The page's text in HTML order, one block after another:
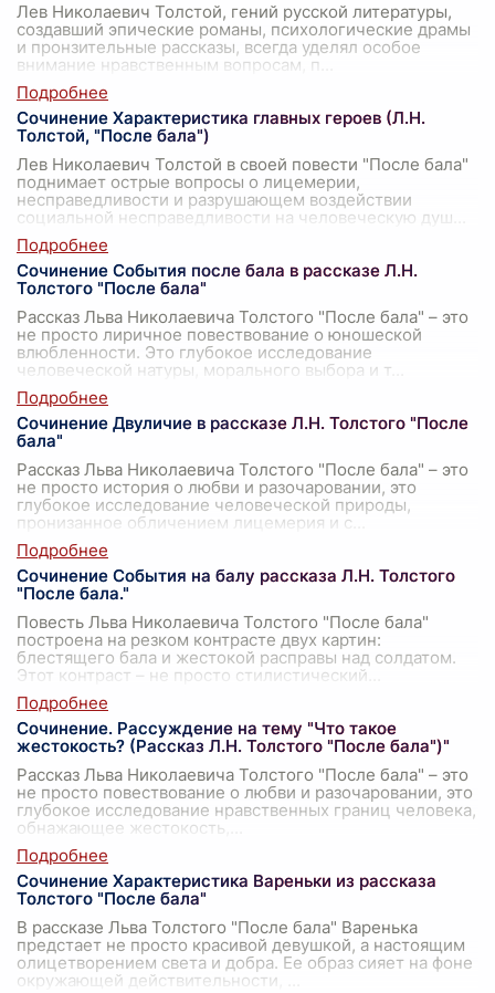
Лев Николаевич Толстой, гений русской литературы,
создавший эпические романы, психологические драмы
и пронзительные рассказы, всегда уделял особое
внимание нравственным вопросам, п
Сочинение Характеристика главных героев (Л.Н.
Толстой, "После бала")
Лев Николаевич Толстой в своей повести "После бала"
поднимает острые вопросы о лицемерии,
несправедливости и разрушающем воздействии
социальной несправедливости на человеческую душ
Сочинение События после бала в рассказе Л.Н.
Толстого "После бала"
Рассказ Льва Николаевича Толстого "После бала" – это
не просто лиричное повествование о юношеской
влюбленности. Это глубокое исследование
человеческой натуры, морального выбора и т
Сочинение Двуличие в рассказе Л.Н. Толстого "После
бала"
Рассказ Льва Николаевича Толстого "После бала" – это
не просто история о любви и разочаровании, это
глубокое исследование человеческой природы,
пронизанное обличением лицемерия и с
Сочинение События на балу рассказа Л.Н. Толстого
"После бала."
Повесть Льва Николаевича Толстого "После бала"
построена на резком контрасте двух картин:
блестящего бала и жестокой расправы над солдатом.
Этот контраст – не просто стилистический
Сочинение. Рассуждение на тему "Что такое
жестокость? (Рассказ Л.Н. Толстого "После бала")"
Рассказ Льва Николаевича Толстого "После бала" – это
не просто повествование о любви и разочаровании, это
глубокое исследование нравственных границ человека,
обнажающее жестокость,
Сочинение Характеристика Вареньки из рассказа
Толстого "После бала"
В рассказе Льва Толстого "После бала" Варенька
предстает не просто красивой девушкой, а настоящим
олицетворением света и добра. Ее образ сияет на фоне
окружающей действительности,